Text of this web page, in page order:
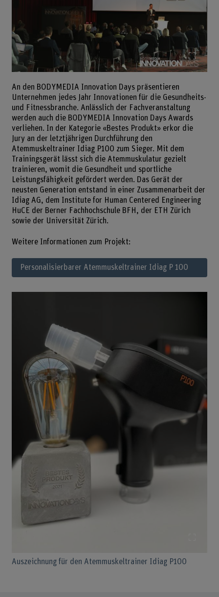
Bild
An den BODYMEDIA Innovation Days präsentieren
Unternehmen jedes Jahr Innovationen für die Gesundheits-
und Fitnessbranche. Anlässlich der Fachveranstaltung
werden auch die BODYMEDIA Innovation Days Awards
verliehen. In der Kategorie «Bestes Produkt» erkor die
Jury an der letztjährigen Durchführung den
Atemmuskeltrainer Idiag P100 zum Sieger. Mit dem
Trainingsgerät lässt sich die Atemmuskulatur gezielt
trainieren, womit die Gesundheit und sportliche
Leistungsfähigkeit gefördert werden. Das Gerät der
neusten Generation entstand in einer Zusammenarbeit der
Idiag AG, dem Institute for Human Centered Engineering
HuCE der Berner Fachhochschule BFH, der ETH Zürich
sowie der Universität Zürich.
Weitere Informationen zum Projekt:
Personalisierbarer Atemmuskeltrainer Idiag P 100
Auszeichnung für den Atemmuskeltrainer Idiag P100